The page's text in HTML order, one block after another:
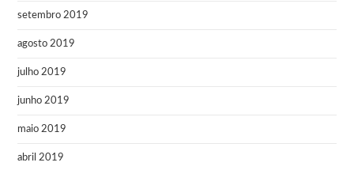
setembro 2019
agosto 2019
julho 2019
junho 2019
maio 2019
abril 2019